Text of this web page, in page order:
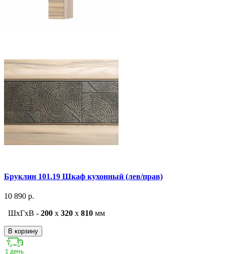
Бруклин 101.19 Шкаф кухонный (лев/прав)
10 890 р.
ШxГxВ - 200 x 320 x 810 мм
В корзину